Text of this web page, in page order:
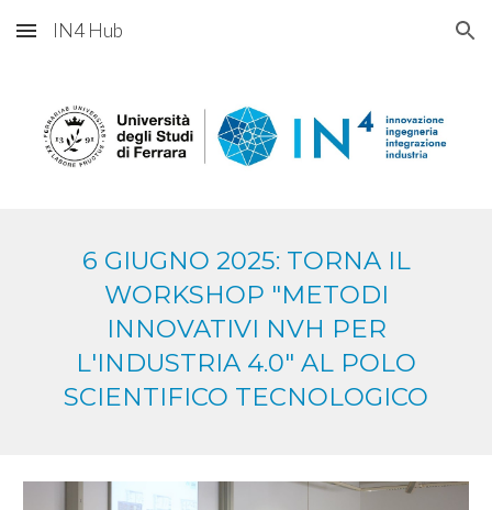
Skip to main content Skip to navigation
IN4 Hub
6 GIUGNO 2025: TORNA IL
WORKSHOP "METODI
INNOVATIVI NVH PER
L'INDUSTRIA 4.0" AL POLO
SCIENTIFICO TECNOLOGICO